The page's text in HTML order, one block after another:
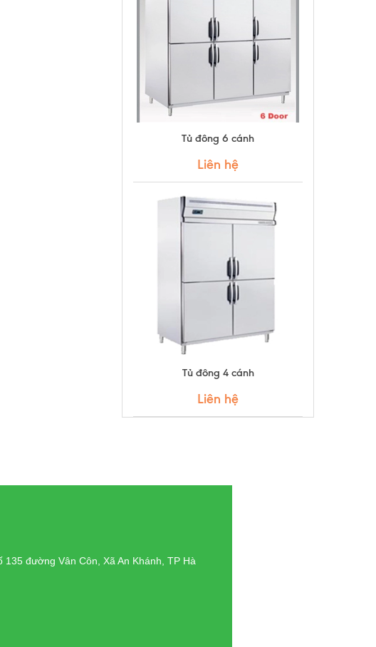
Tủ đông 6 cánh
Liên hệ
Tủ đông 4 cánh
Liên hệ
đường Vân Côn, Xã An Khánh, TP Hà